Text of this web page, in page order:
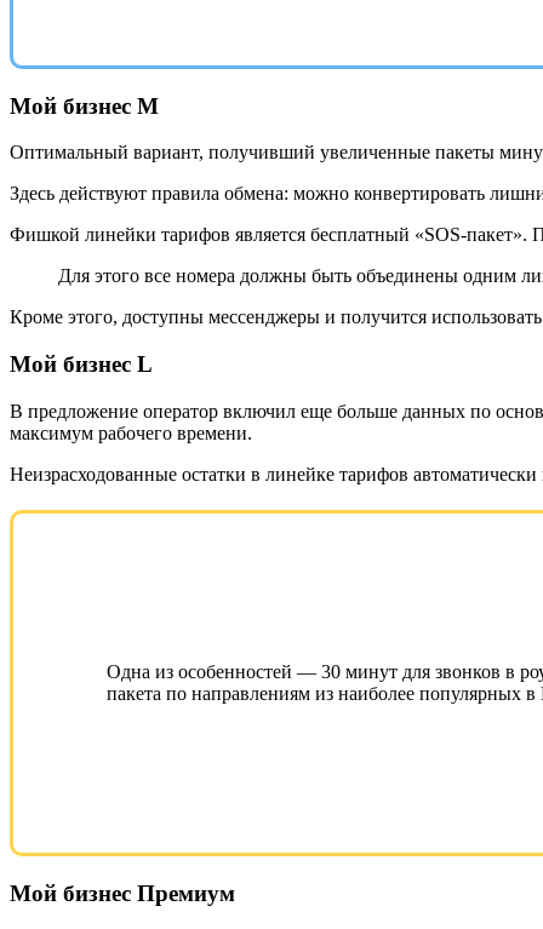
Мой бизнес M
Оптимальный вариант, получивший увеличенные пакеты
Здесь действуют правила обмена: можно конвертировать
Фишкой линейки тарифов является бесплатный «SOS-пакет».
Для этого все номера должны быть объединены одним
Кроме этого, доступны мессенджеры и получится
Мой бизнес L
В предложение оператор включил еще больше данных по
максимум рабочего времени.
Неизрасходованные остатки в линейке тарифов
Одна из особенностей — 30 минут для звонков в
пакета по направлениям из наиболее популярных в
Мой бизнес Премиум